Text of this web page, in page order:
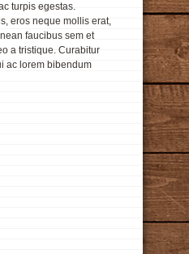
turpis egestas.
eros neque mollis erat,
faucibus sem et
a tristique. Curabitur
ac lorem bibendum